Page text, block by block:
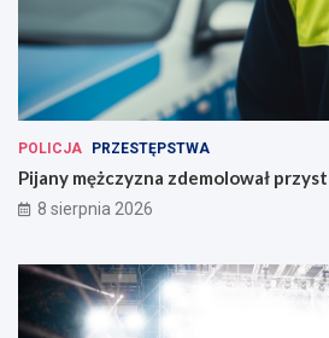
POLICJA PRZESTĘPSTWA
Pijany mężczyzna zdemolował
8 sierpnia 2026